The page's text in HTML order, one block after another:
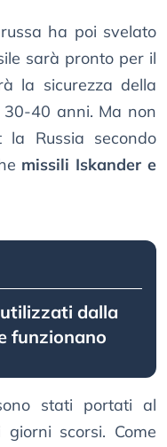
ha poi svelato
sarà pronto per il
la sicurezza della
40 anni. Ma non
Russia secondo
missili Iskander e
dalla
funzionano
stati portati al
giorni scorsi. Come